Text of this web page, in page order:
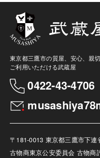
東京都三鷹市の質屋、安心、親
ご利用いただける武蔵屋
0422-43-4706
〒181-0013 東京都三鷹市下連
古物商東京公安委員会 古物